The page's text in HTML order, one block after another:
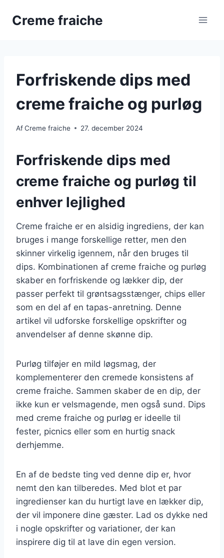
Creme fraiche
Forfriskende dips med
creme fraiche og purløg
AfCreme fraiche 27. december 2024
Forfriskende dips med
creme fraiche og purløg til
enhver lejlighed
Creme fraiche er en alsidig ingrediens, der kan
bruges i mange forskellige retter, men den
skinner virkelig igennem, når den bruges til
dips. Kombinationen af creme fraiche og purløg
skaber en forfriskende og lækker dip, der
passer perfekt til grøntsagsstænger, chips eller
som en del af en tapas-anretning. Denne
artikel vil udforske forskellige opskrifter og
anvendelser af denne skønne dip.
Purløg tilføjer en mild løgsmag, der
komplementerer den cremede konsistens af
creme fraiche. Sammen skaber de en dip, der
ikke kun er velsmagende, men også sund. Dips
med creme fraiche og purløg er ideelle til
fester, picnics eller som en hurtig snack
derhjemme.
En af de bedste ting ved denne dip er, hvor
nemt den kan tilberedes. Med blot et par
ingredienser kan du hurtigt lave en lækker dip,
der vil imponere dine gæster. Lad os dykke ned
i nogle opskrifter og variationer, der kan
inspirere dig til at lave din egen version.